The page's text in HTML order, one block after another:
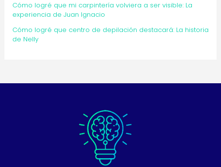
Cómo logré que mi carpintería volviera a ser visible: La
experiencia de Juan Ignacio
Cómo logré que centro de depilación destacará: La historia
de Nelly